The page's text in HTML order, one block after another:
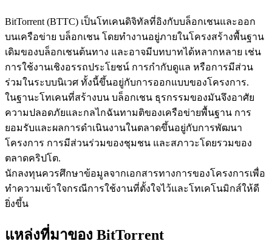
เป็นเทรดเดอร์คัดลอก
เพลิดเพลินกับการแบ่งปันผลกำไรและค่าคอมมิชชั่นการคัด
ลอกการซื้อขาย
ข้อมูล
BitTorrent (BTTC) เป็นโทเคนดิจิทัลที่อิงกับบล็อกเชนและออก
บนเครือข่าย บล็อกเชน โดยทำงานอยู่ภายในโครงสร้างพื้นฐาน
เดิมของบล็อกเชนต้นทาง และอาจมีบทบาทได้หลากหลาย เช่น
การใช้งานเชิงอรรถประโยชน์ การกำกับดูแล หรือการมีส่วน
ร่วมในระบบนิเวศ ทั้งนี้ขึ้นอยู่กับการออกแบบของโครงการ.
ในฐานะโทเคนที่สร้างบน บล็อกเชน ธุรกรรมของมันจึงอาศัย
ความปลอดภัยและกลไกฉันทามติของเครือข่ายพื้นฐาน การ
ยอมรับและผลการดำเนินงานในตลาดขึ้นอยู่กับการพัฒนา
โครงการ การมีส่วนร่วมของชุมชน และสภาวะโดยรวมของ
ตลาดคริปโต.
นักลงทุนควรศึกษาข้อมูลจากเอกสารทางการของโครงการเพื่อ
ทำความเข้าใจกรณีการใช้งานที่ตั้งใจไว้และโทเคโนมิกส์ให้ดี
ยิ่งขึ้น
แหล่งที่มาของ BitTorrent